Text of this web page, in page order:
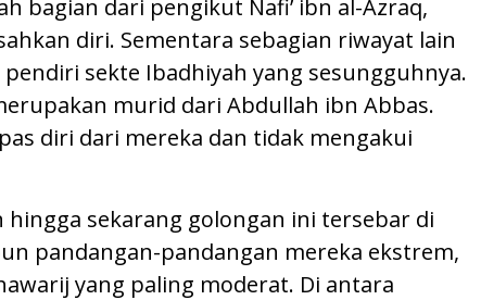
bagian dari pengikut Nafi’ ibn al-Azraq,
diri. Sementara sebagian riwayat lain
sekte Ibadhiyah yang sesungguhnya.
murid dari Abdullah ibn Abbas.
diri dari mereka dan tidak mengakui
sekarang golongan ini tersebar di
pandangan-pandangan mereka ekstrem,
yang paling moderat. Di antara